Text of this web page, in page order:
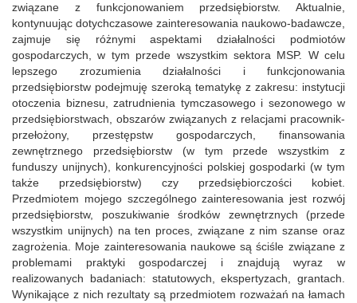
związane z funkcjonowaniem przedsiębiorstw. Aktualnie,
kontynuując dotychczasowe zainteresowania naukowo-badawcze,
zajmuje się różnymi aspektami działalności podmiotów
gospodarczych, w tym przede wszystkim sektora MSP. W celu
lepszego zrozumienia działalności i funkcjonowania
przedsiębiorstw podejmuję szeroką tematykę z zakresu: instytucji
otoczenia biznesu, zatrudnienia tymczasowego i sezonowego w
przedsiębiorstwach, obszarów związanych z relacjami pracownik-
przełożony, przestępstw gospodarczych, finansowania
zewnętrznego przedsiębiorstw (w tym przede wszystkim z
funduszy unijnych), konkurencyjności polskiej gospodarki (w tym
także przedsiębiorstw) czy przedsiębiorczości kobiet.
Przedmiotem mojego szczególnego zainteresowania jest rozwój
przedsiębiorstw, poszukiwanie środków zewnętrznych (przede
wszystkim unijnych) na ten proces, związane z nim szanse oraz
zagrożenia. Moje zainteresowania naukowe są ściśle związane z
problemami praktyki gospodarczej i znajdują wyraz w
realizowanych badaniach: statutowych, ekspertyzach, grantach.
Wynikające z nich rezultaty są przedmiotem rozważań na łamach